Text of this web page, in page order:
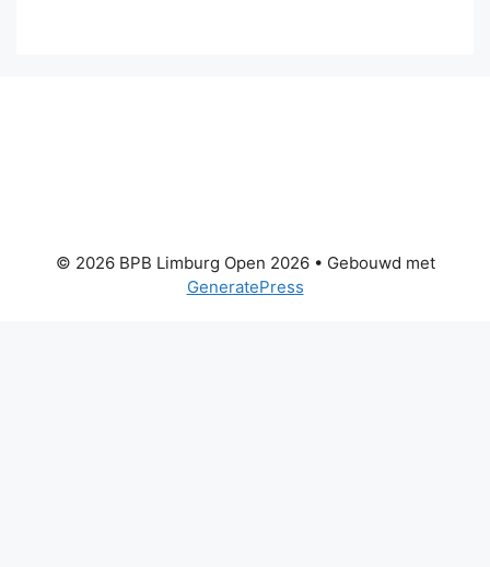
© 2026 BPB Limburg Open 2026• Gebouwd met
GeneratePress